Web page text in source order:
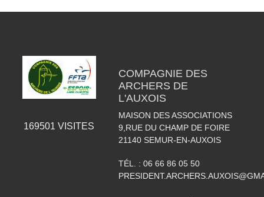
169501 VISITES
COMPAGNIE DES
ARCHERS DE
L'AUXOIS
MAISON DES ASSOCIATIONS
9,RUE DU CHAMP DE FOIRE
21140 SEMUR-EN-AUXOIS
TÉL. : 06 66 86 05 50